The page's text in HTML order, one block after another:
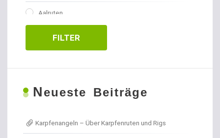
Aalruten
Abhakmatten
Angel- / Jagd- & Outdoormesser
FILTER
Neueste Beiträge
Karpfenangeln – Über Karpfenruten und Rigs